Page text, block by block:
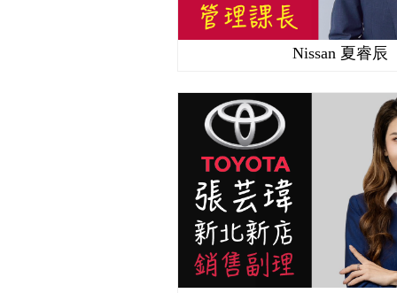
Nissan 夏睿辰